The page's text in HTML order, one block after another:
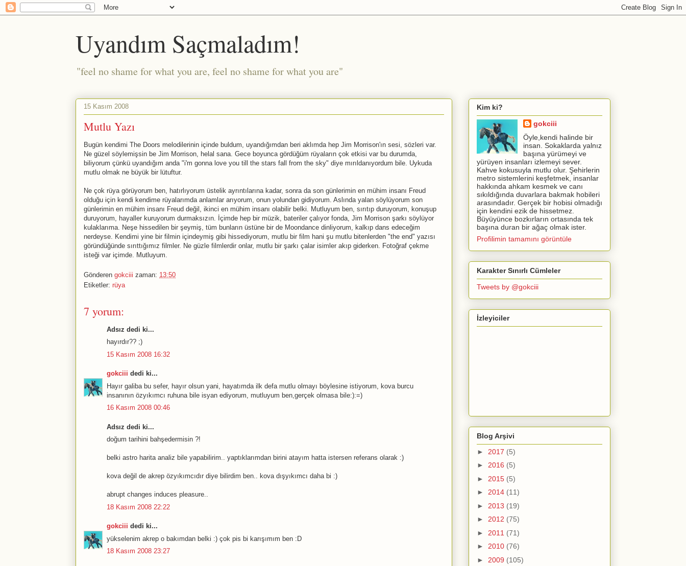
Uyandım Saçmaladım!
"feel no shame for what you are, feel no shame for what you are"
15 Kasım 2008
Mutlu Yazı
Bugün kendimi The Doors melodilerinin içinde buldum, uyandığımdan beri aklımda hep Jim Morrison'ın sesi, sözleri var.
Ne güzel söylemişsin be Jim Morrison, helal sana. Gece boyunca gördüğüm rüyaların çok etkisi var bu durumda,
biliyorum çünkü uyandığım anda "i'm gonna love you till the stars fall from the sky" diye mırıldanıyordum bile. Uykuda
mutlu olmak ne büyük bir lütuftur.
Ne çok rüya görüyorum ben, hatırlıyorum üstelik ayrıntılarına kadar, sonra da son günlerimin en mühim insanı Freud
olduğu için kendi kendime rüyalarımda anlamlar arıyorum, onun yolundan gidiyorum. Aslında yalan söylüyorum son
günlerimin en mühim insanı Freud değil, ikinci en mühim insanı olabilir belki. Mutluyum ben, sırıtıp duruyorum, konuşup
duruyorum, hayaller kuruyorum durmaksızın. İçimde hep bir müzik, bateriler çalıyor fonda, Jim Morrison şarkı söylüyor
kulaklarıma. Neşe hissedilen bir şeymiş, tüm bunların üstüne bir de Moondance dinliyorum, kalkıp dans edeceğim
nerdeyse. Kendimi yine bir filmin içindeymiş gibi hissediyorum, mutlu bir film hani şu mutlu bitenlerden "the end" yazısı
göründüğünde sırıttığımız filmler. Ne güzle filmlerdir onlar, mutlu bir şarkı çalar isimler akıp giderken. Fotoğraf çekme
isteği var içimde. Mutluyum.
Gönderen gokciii zaman: 13:50
Etiketler: rüya
7 yorum:
Adsız dedi ki...
hayırdır?? ;)
15 Kasım 2008 16:32
gokciii dedi ki...
Hayır galiba bu sefer, hayır olsun yani, hayatımda ilk defa mutlu olmayı böylesine istiyorum, kova burcu
insanının özyıkımcı ruhuna bile isyan ediyorum, mutluyum ben,gerçek olmasa bile:):=)
16 Kasım 2008 00:46
Adsız dedi ki...
doğum tarihini bahşedermisin ?!
belki astro harita analiz bile yapabilirim.. yaptıklarımdan birini atayım hatta istersen referans olarak :)
kova değil de akrep özyıkımcıdır diye bilirdim ben.. kova dışyıkımcı daha bi :)
abrupt changes induces pleasure..
18 Kasım 2008 22:22
gokciii dedi ki...
yükselenim akrep o bakımdan belki :) çok pis bi karışımım ben :D
18 Kasım 2008 23:27
Kim ki?
gokciii
Öyle,kendi halinde bir
insan. Sokaklarda yalnız
başına yürümeyi ve
yürüyen insanları izlemeyi sever.
Kahve kokusuyla mutlu olur. Şehirlerin
metro sistemlerini keşfetmek, insanlar
hakkında ahkam kesmek ve canı
sıkıldığında duvarlara bakmak hobileri
arasındadır. Gerçek bir hobisi olmadığı
için kendini ezik de hissetmez.
Büyüyünce bozkırların ortasında tek
başına duran bir ağaç olmak ister.
Profilimin tamamını görüntüle
Karakter Sınırlı Cümleler
Tweets by @gokciii
İzleyiciler
Blog Arşivi
► 2017 (5)
► 2016 (5)
► 2015 (5)
► 2014 (11)
► 2013 (19)
► 2012 (75)
► 2011 (71)
► 2010 (76)
► 2009 (105)